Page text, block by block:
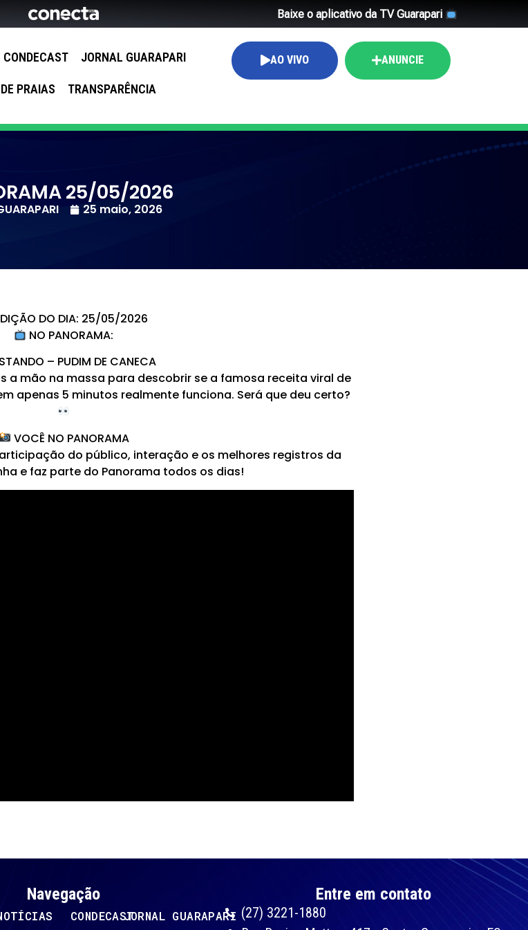
Baixe o aplicativo da TV Guarapari
CONDECAST JORNAL GUARAPARI
PRAIAS TRANSPARÊNCIA
AO VIVO ANUNCIE
25/05/2026
25 maio, 2026
DO DIA: 25/05/2026
NO PANORAMA:
– PUDIM DE CANECA
a mão na massa para descobrir se a famosa receita viral de
apenas 5 minutos realmente funciona. Será que deu certo?
VOCÊ NO PANORAMA
do público, interação e os melhores registros da
e faz parte do Panorama todos os dias!
Navegação
CONDECASTJORNAL GUARAPARI
Entre em contato
(27) 3221-1880